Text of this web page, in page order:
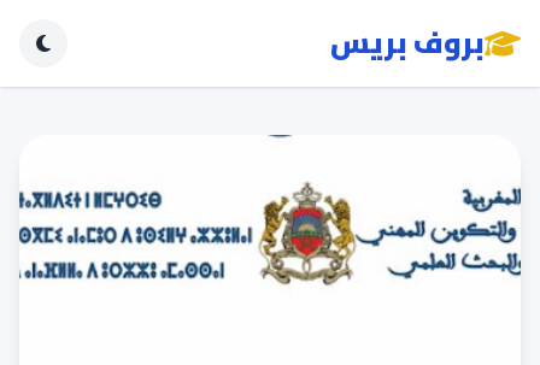
بروف بريس